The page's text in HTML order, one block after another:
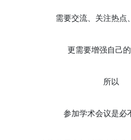
需要交流、关注热点
更需要增强自己
所以
参加学术会议是必